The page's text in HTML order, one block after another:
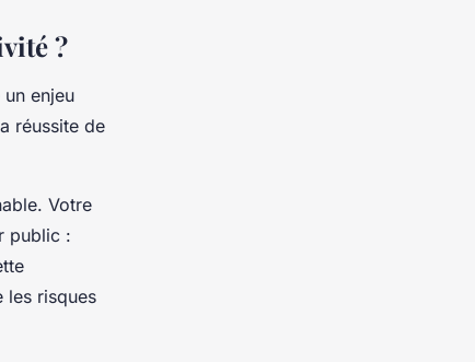
?
enjeu
réussite de
Votre
public :
les risques